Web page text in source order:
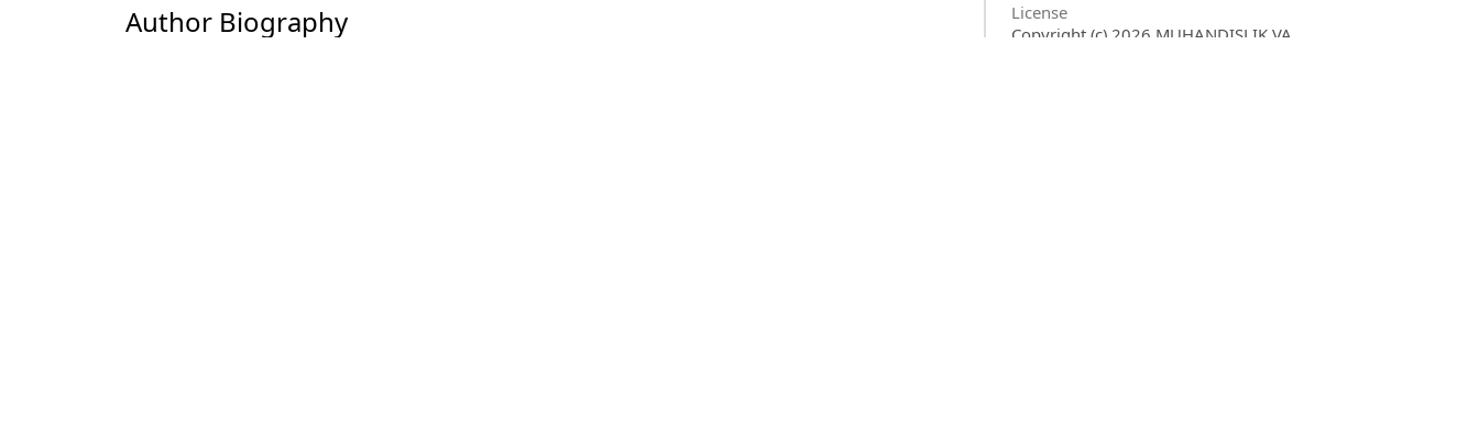
Author Biography
License
Copyright (c) 2026 MUHANDISLIK VA